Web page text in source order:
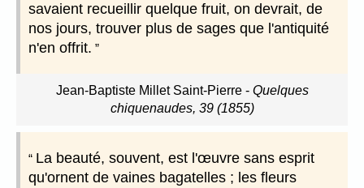
savaient recueillir quelque fruit, on devrait, de
nos jours, trouver plus de sages que l'antiquité
n'en offrit.
Jean-Baptiste Millet Saint-Pierre- Quelques
chiquenaudes, 39 (1855)
La beauté, souvent, est l'œuvre sans esprit
qu'ornent de vaines bagatelles ; les fleurs